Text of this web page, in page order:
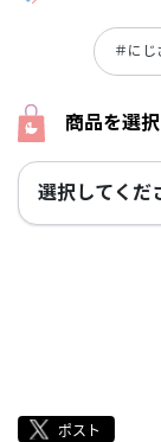
＃に
商品を選択
選択してくだ